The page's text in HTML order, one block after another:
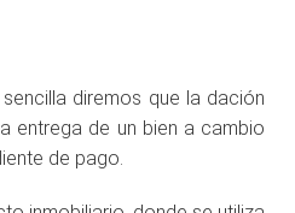
diremos que la dación
entrega de un bien a cambio
de pago.